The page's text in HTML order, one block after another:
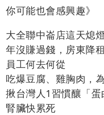
你可能也會感興趣》
大全聯中崙店這天熄
年沒賺過錢，房東降
員工何去何從
吃爆豆腐、雞胸肉，
揪台灣人1習慣釀「蛋
腎臟快累死